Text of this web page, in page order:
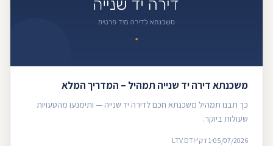
משכנתא דירה יד שנייה תמהיל – המדריך המלא
כך תבנו תמהיל משכנתא חכם לדירה יד שנייה — ותימנעו מהטעויות
שעולות ביוקר.
05/07/2026 1 דק' LTV DTI